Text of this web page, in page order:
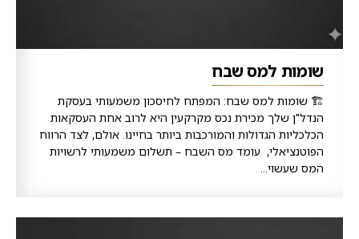
שומות למס שבח
🏗️ שומות למס שבח: המפתח לחיסכון משמעותי בעסקת
הנדל"ן שלך מכירת נכס מקרקעין היא לרוב אחת העסקאות
הכלכליות הגדולות והמורכבות ביותר בחיינו. אולם, לצד הרווח
הפוטנציאלי, עומד מס השבח – תשלום משמעותי לרשויות
המס שעשוי...